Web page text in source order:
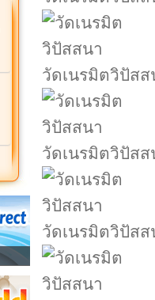
วัดเนรมิตวิปัสส
วัดเนรมิตวิปัสส
วัดเนรมิตวิปัสส